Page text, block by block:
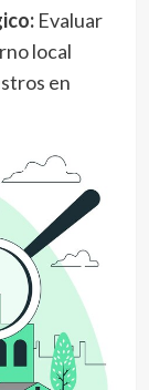
Evaluar
local
en